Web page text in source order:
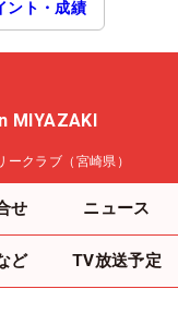
ント・成績
MIYAZAKI
ークラブ（宮崎県）
せ ニュース
ど TV放送予定